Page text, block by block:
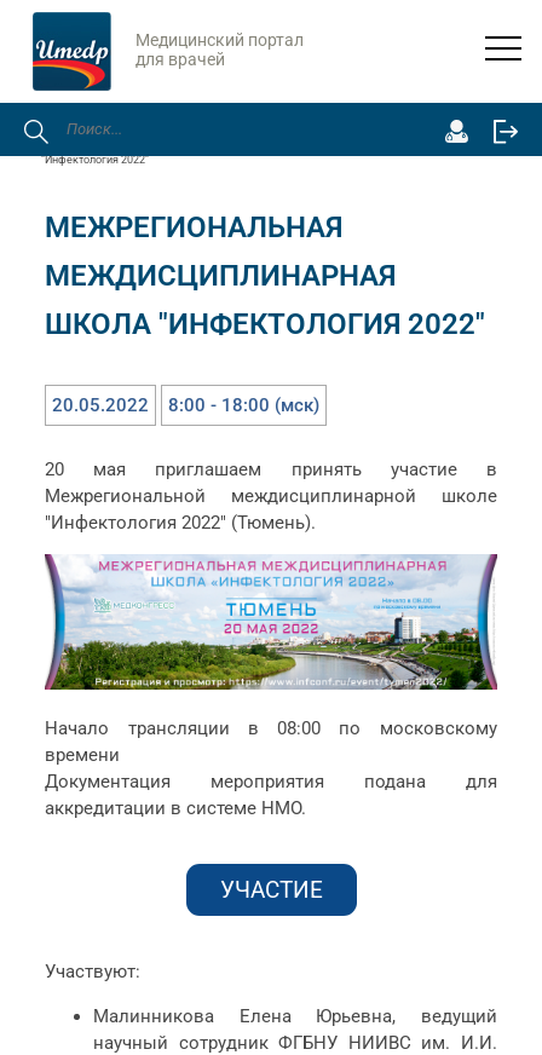
Медицинский портал
для врачей
Главная Онлайн-мероприятия Межрегиональная междисциплинарная школа
"Инфектология 2022"
МЕЖРЕГИОНАЛЬНАЯ
МЕЖДИСЦИПЛИНАРНАЯ
ШКОЛА "ИНФЕКТОЛОГИЯ 2022"
20.05.2022 8:00 - 18:00 (мск)
20 мая приглашаем принять участие в
Межрегиональной междисциплинарной школе
"Инфектология 2022" (Тюмень).
Начало трансляции в 08:00 по московскому
времени
Документация мероприятия подана для
аккредитации в системе НМО.
УЧАСТИЕ
Участвуют:
Малинникова Елена Юрьевна, ведущий
научный сотрудник ФГБНУ НИИВС им. И.И.